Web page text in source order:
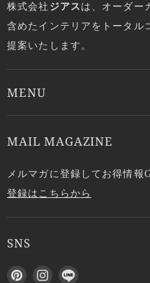
株式会社 ジアスは、オーダー
含めたインテリアをトータル
提案いたします。
MENU
MAIL MAGAZINE
メルマガに登録してお得情報
登録はこちらから
SNS
P
I
L